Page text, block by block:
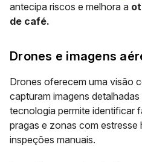
antecipa riscos e melhora a
de café.
Drones e imagens
Drones oferecem uma visão
capturam imagens
tecnologia permite identificar
pragas e zonas com estresse
inspeções manuais.